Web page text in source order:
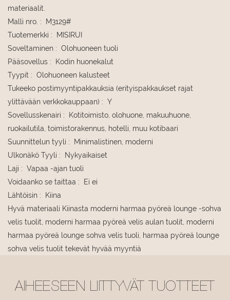
materiaalit.
Malli nro. :
M3129#
Tuotemerkki :
MISIRUI
Soveltaminen : Olohuoneen tuoli
Pääsovellus :
Kodin huonekalut
Tyypit : Olohuoneen kalusteet
Tukeeko postimyyntipakkauksia (erityispakkaukset rajat
ylittävään verkkokauppaan) : Y
Sovellusskenairi :
Kotitoimisto, olohuone, makuuhuone,
ruokailutila, toimistorakennus, hotelli, muu kotibaari
Suunnittelun tyyli :
Minimalistinen, moderni
Ulkonäkö Tyyli :
Nykyaikaiset
Laji : Vapaa -ajan tuoli
Voidaanko se taittaa :
Ei ei
Lähtöisin :
Kiina
Hyvä materiaali Kiinasta moderni harmaa pyöreä lounge -sohva
velis tuolit, moderni harmaa pyöreä velis aulan tuolit, moderni
harmaa pyöreä lounge sohva velis tuoli, harmaa pyöreä lounge
sohva velis tuolit tekevät hyvää myyntiä
AIHEESEEN LIITTYVÄT TUOTTEET